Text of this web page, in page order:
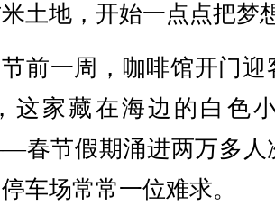
土地，开始一点点把梦
前一周，咖啡馆开门迎
这家藏在海边的白色
春节假期涌进两万多人
车场常常一位难求。